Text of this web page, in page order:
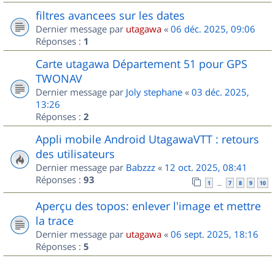
filtres avancees sur les dates
Dernier message par utagawa « 06 déc. 2025, 09:06
Réponses : 1
Carte utagawa Département 51 pour GPS
TWONAV
Dernier message par Joly stephane « 03 déc. 2025,
13:26
Réponses : 2
Appli mobile Android UtagawaVTT : retours
des utilisateurs
Dernier message par Babzzz « 12 oct. 2025, 08:41
Réponses : 93 1 … 7 8 9 10
Aperçu des topos: enlever l'image et mettre
la trace
Dernier message par utagawa « 06 sept. 2025, 18:16
Réponses : 5